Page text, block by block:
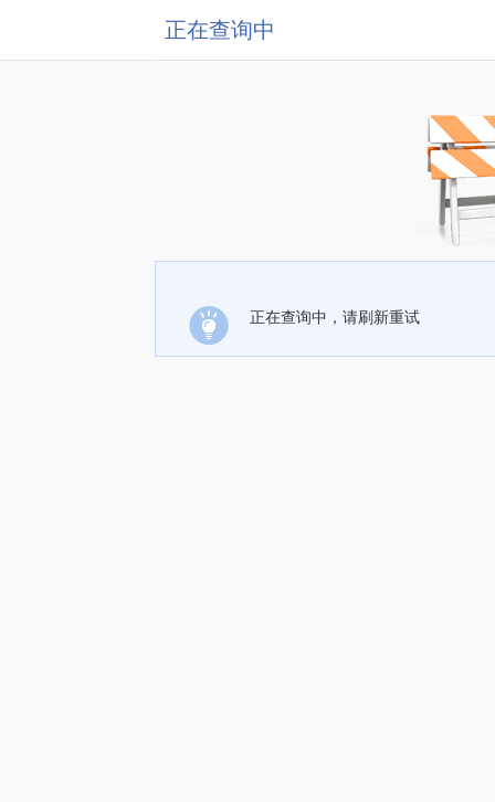
正在查询中
正在查询中，请刷新重试